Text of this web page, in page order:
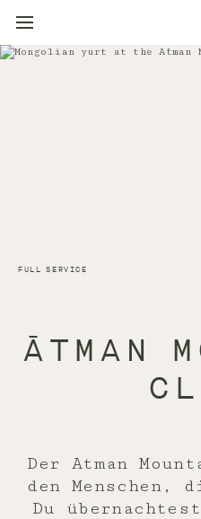
FULL SERVICE
ĀTMAN
Der Atman
den Menschen,
Du